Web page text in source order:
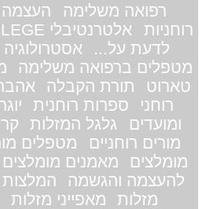
רפואה משלימה
העצמה
רוחניות
אלטרנטיבלי COLLEGE
לדעת על...
אסטרולוגיה
מטפלים ברפואה משלימה
טארוט
תורת הקבלה
רוחני
ספרות רוחנית
ומועדים
גלגל המזלות
מורים רוחניים
מטפלים
מומלצים
מאמנים מומלצים
להעצמה והגשמה
מזלות
מאפייני מזלות